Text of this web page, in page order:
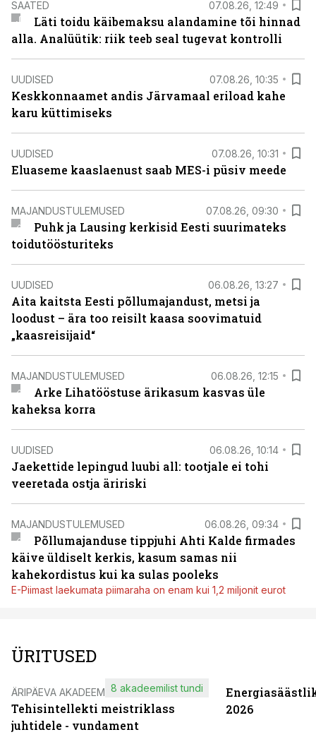
SAATED 07.08.26, 12:49
Läti toidu käibemaksu alandamine tõi hinnad
alla. Analüütik: riik teeb seal tugevat kontrolli
UUDISED 07.08.26, 10:35
Keskkonnaamet andis Järvamaal eriload kahe
karu küttimiseks
UUDISED 07.08.26, 10:31
Eluaseme kaaslaenust saab MES-i püsiv meede
MAJANDUSTULEMUSED 07.08.26, 09:30
Puhk ja Lausing kerkisid Eesti suurimateks
toidutöösturiteks
UUDISED 06.08.26, 13:27
Aita kaitsta Eesti põllumajandust, metsi ja
loodust – ära too reisilt kaasa soovimatuid
„kaasreisijaid“
MAJANDUSTULEMUSED 06.08.26, 12:15
Arke Lihatööstuse ärikasum kasvas üle
kaheksa korra
UUDISED 06.08.26, 10:14
Jaekettide lepingud luubi all: tootjale ei tohi
veeretada ostja äririski
MAJANDUSTULEMUSED 06.08.26, 09:34
Põllumajanduse tippjuhi Ahti Kalde firmades
käive üldiselt kerkis, kasum samas nii
kahekordistus kui ka sulas pooleks
E-Piimast laekumata piimaraha on enam kui 1,2 miljonit eurot
ÜRITUSED
ÄRIPÄEVA AKADEEMIA
Tehisintellekti meistriklass
juhtidele - vundament
8 akadeemilist tundi
2026